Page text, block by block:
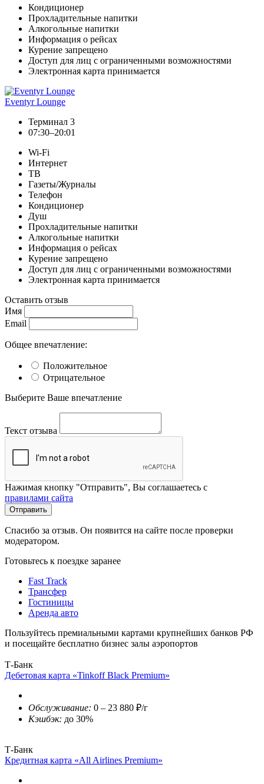
Кондиционер
Прохладительные напитки
Алкогольные напитки
Информация о рейсах
Курение запрещено
Доступ для лиц с ограниченными возможностями
Электронная карта принимается
Eventyr Lounge
Терминал 3
07:30–20:01
Wi-Fi
Интернет
ТВ
Газеты/Журналы
Телефон
Кондиционер
Душ
Прохладительные напитки
Алкогольные напитки
Информация о рейсах
Курение запрещено
Доступ для лиц с ограниченными возможностями
Электронная карта принимается
Оставить отзыв
Имя
Email
Общее впечатление:
Положительное
Отрицательное
Выберите Ваше впечатление
Текст отзыва
Нажимая кнопку "Отправить", Вы соглашаетесь с
правилами сайта
Отправить
Спасибо за отзыв. Он появится на сайте после проверки
модератором.
Готовьтесь к поездке заранее
Fast Track
Трансфер
Гостиницы
Аренда авто
Пользуйтесь премиальными картами крупнейших банков РФ
и посещайте бесплатно бизнес залы аэропортов
Т-Банк
Дебетовая карта «Tinkoff Black Premium»
Обслуживание: 0 – 23 880 ₽/г
Кэшбэк: до 30%
Т-Банк
Кредитная карта «All Airlines Premium»